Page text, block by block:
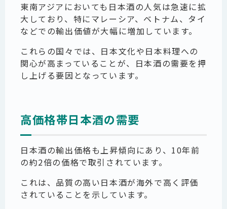
東南アジアにおいても日本酒の人気は急速に拡
大しており、特にマレーシア、ベトナム、タイ
などでの輸出価値が大幅に増加しています。
これらの国々では、日本文化や日本料理への
関心が高まっていることが、日本酒の需要を押
し上げる要因となっています。
高価格帯日本酒の需要
日本酒の輸出価格も上昇傾向にあり、10年前
の約2倍の価格で取引されています。
これは、品質の高い日本酒が海外で高く評価
されていることを示しています。